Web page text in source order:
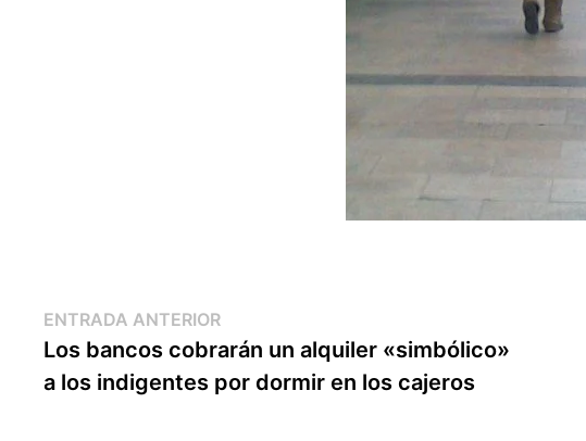
Navegación
de
entradas
ENTRADA ANTERIOREntrada
anterior:
Los bancos cobrarán un alquiler «simbólico»
a los indigentes por dormir en los cajeros